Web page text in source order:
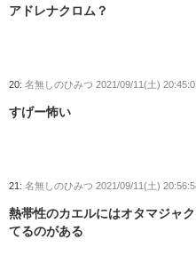
アドレナクロム？
20: 名無しのひみつ 2021/09/11(土)
すげー怖い
21: 名無しのひみつ 2021/09/11(土)
熱帯性のカエルにはオタマジャ
てるのがある